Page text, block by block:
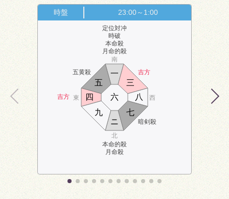
時盤 23:00～1:00
五黄殺
定位対冲
時破
本命殺
月命的殺
吉方
吉方
本命的殺
月命殺
暗剣殺
南
北
東 西
ニ
三
四
五
六
七
八
九
一